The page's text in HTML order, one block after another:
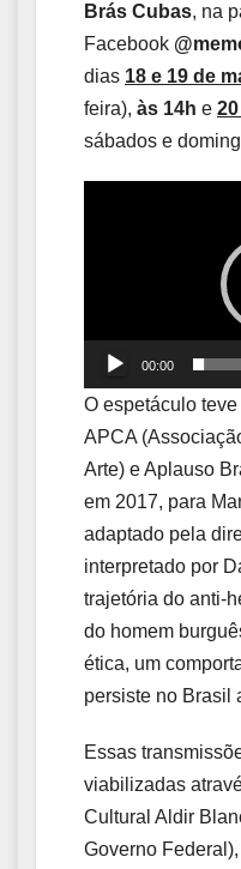
Brás Cubas, na
Facebook
dias 18 e 19 de
feira), às 14h e
sábados e
00:00
O espetáculo
APCA
Arte) e Aplauso
em 2017, para
adaptado pela
interpretado por
trajetória do anti-
do homem
ética, um
persiste no Brasil
Essas
viabilizadas
Cultural Aldir
Governo